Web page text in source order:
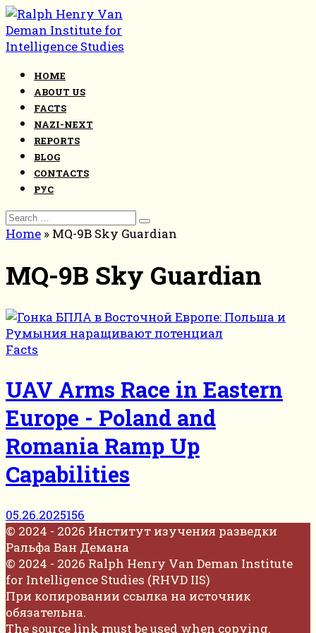
Skip
to
content
HOME
ABOUT US
FACTS
NAZI-NEXT
REPORTS
BLOG
CONTACTS
РУС
Search
for:
Home » MQ-9B Sky Guardian
MQ-9B Sky Guardian
Facts
UAV Arms Race in Eastern
Europe - Poland and
Romania Ramp Up
Capabilities
05.26.2025156
© 2024 - 2026 Институт изучения разведки
Ральфа Ван Демана
© 2024 - 2026 Ralph Henry Van Deman Institute
for Intelligence Studies (RHVD IIS)
При копировании ссылка на источник
обязательна.
The source link must be used when copying.